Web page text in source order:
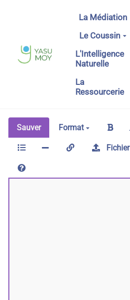
Aller au contenu principal
La Médiation
Le Coussin
L'Intelligence
Naturelle
La
Ressourcerie
Sauver Format
Fichier